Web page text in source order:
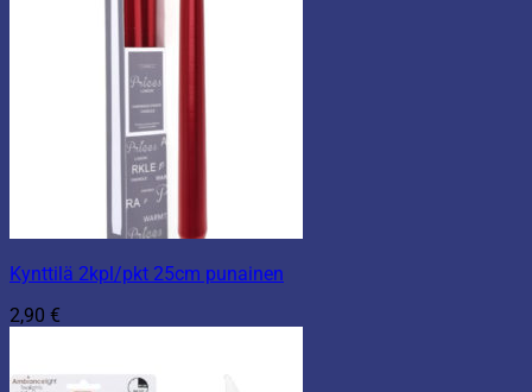
Kynttilä 2kpl/pkt 25cm punainen
2,90 €